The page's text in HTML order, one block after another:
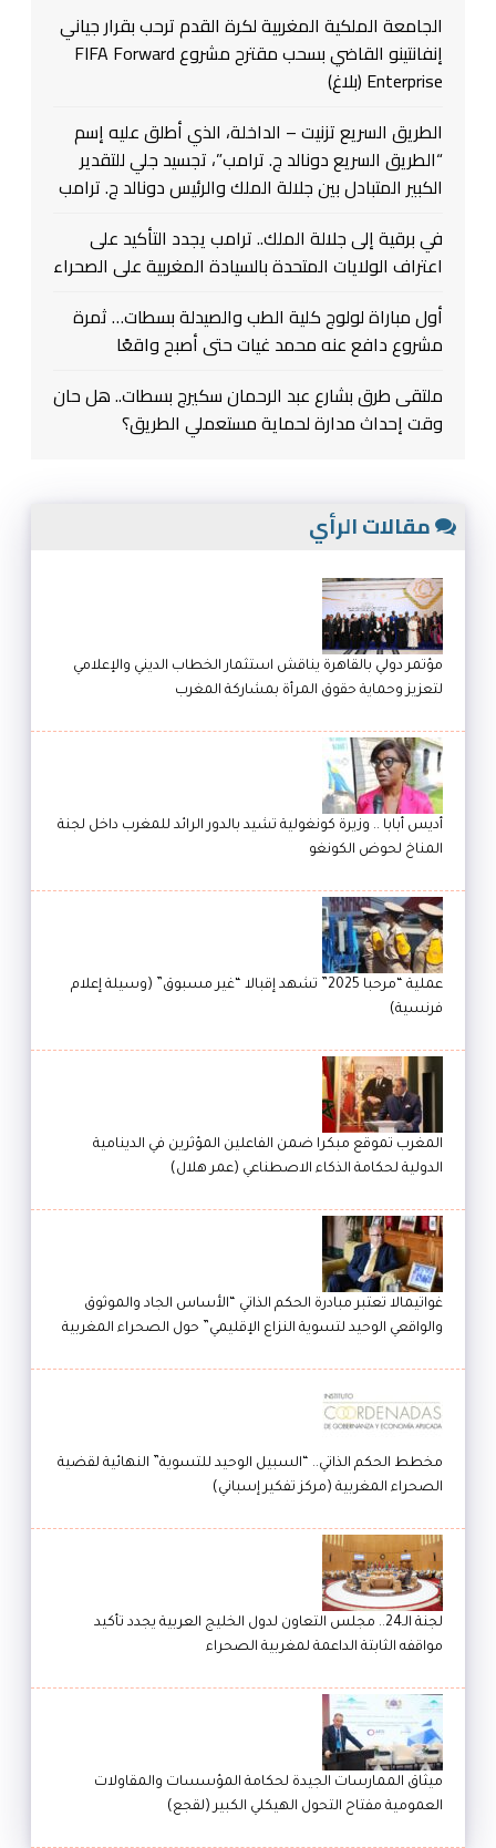
الجامعة الملكية المغربية لكرة القدم ترحب بقرار جياني
إنفانتينو القاضي بسحب مقترح مشروع FIFA Forward
Enterprise (بلاغ)
الطريق السريع تزنيت – الداخلة، الذي أطلق عليه إسم
“الطريق السريع دونالد ج. ترامب”، تجسيد جلي للتقدير
الكبير المتبادل بين جلالة الملك والرئيس دونالد ج. ترامب
في برقية إلى جلالة الملك.. ترامب يجدد التأكيد على
اعتراف الولايات المتحدة بالسيادة المغربية على الصحراء
أول مباراة لولوج كلية الطب والصيدلة بسطات… ثمرة
مشروع دافع عنه محمد غيات حتى أصبح واقعًا
ملتقى طرق بشارع عبد الرحمان سكيرج بسطات.. هل حان
وقت إحداث مدارة لحماية مستعملي الطريق؟
مقالات الرأي
مؤتمر دولي بالقاهرة يناقش استثمار الخطاب الديني والإعلامي
لتعزيز وحماية حقوق المرأة بمشاركة المغرب
أديس أبابا .. وزيرة كونغولية تشيد بالدور الرائد للمغرب داخل لجنة
المناخ لحوض الكونغو
عملية “مرحبا 2025” تشهد إقبالا “غير مسبوق” (وسيلة إعلام
فرنسية)
المغرب تموقع مبكرا ضمن الفاعلين المؤثرين في الدينامية
الدولية لحكامة الذكاء الاصطناعي (عمر هلال)
غواتيمالا تعتبر مبادرة الحكم الذاتي “الأساس الجاد والموثوق
والواقعي الوحيد لتسوية النزاع الإقليمي” حول الصحراء المغربية
مخطط الحكم الذاتي.. “السبيل الوحيد للتسوية” النهائية لقضية
الصحراء المغربية (مركز تفكير إسباني)
لجنة الـ24.. مجلس التعاون لدول الخليج العربية يجدد تأكيد
مواقفه الثابتة الداعمة لمغربية الصحراء
ميثاق الممارسات الجيدة لحكامة المؤسسات والمقاولات
العمومية مفتاح التحول الهيكلي الكبير (لقجع)